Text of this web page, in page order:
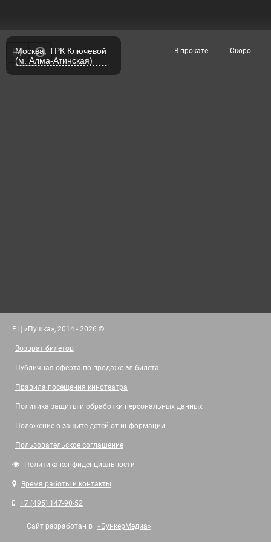
Москва, ТРК Ключевой
(м. Алма-Атинская)
В прокате Скоро
РЦ «Пушка», 2014 - 2026 ©
Возврат билетов
Публичная оферта по продаже эл.билета
Правила посещения кинотеатра
Политика защиты и обработки персональных данных
Положение о защите детей от информации
Пользовательское соглашение
Политика конфиденциальности
Время работы и контакты
+7 (495) 147-90-52
Сайт разработан в «БункерМедиа»